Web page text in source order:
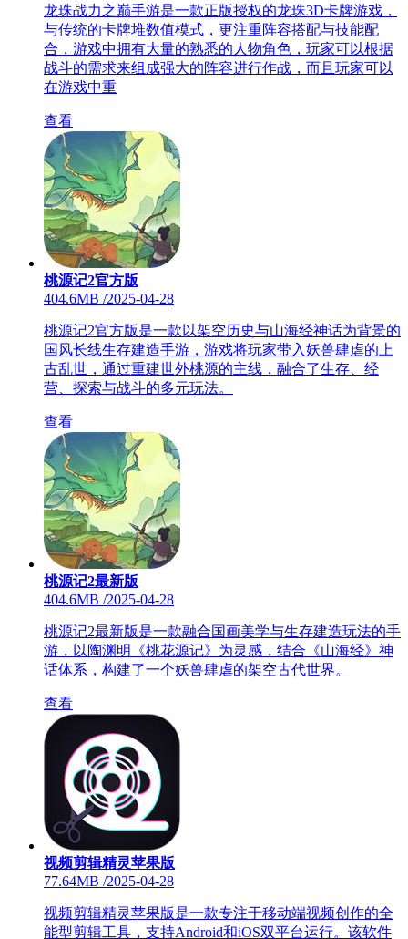
龙珠战力之巅手游是一款正版授权的龙珠3D卡牌游戏，
与传统的卡牌堆数值模式，更注重阵容搭配与技能配
合，游戏中拥有大量的熟悉的人物角色，玩家可以根据
战斗的需求来组成强大的阵容进行作战，而且玩家可以
在游戏中重
查看
桃源记2官方版
404.6MB /2025-04-28
桃源记2官方版是一款以架空历史与山海经神话为背景的
国风长线生存建造手游，游戏将玩家带入妖兽肆虐的上
古乱世，通过重建世外桃源的主线，融合了生存、经
营、探索与战斗的多元玩法。
查看
桃源记2最新版
404.6MB /2025-04-28
桃源记2最新版是一款融合国画美学与生存建造玩法的手
游，以陶渊明《桃花源记》为灵感，结合《山海经》神
话体系，构建了一个妖兽肆虐的架空古代世界。
查看
视频剪辑精灵苹果版
77.64MB /2025-04-28
视频剪辑精灵苹果版是一款专注于移动端视频创作的全
能型剪辑工具，支持Android和iOS双平台运行。该软件